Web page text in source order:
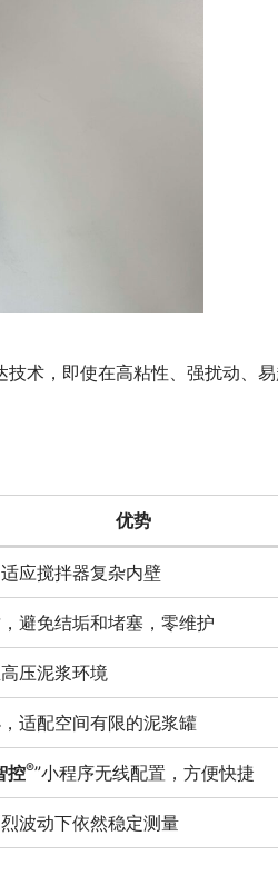
术，即使在高粘性、强扰动、
优势
应搅拌器复杂内壁
避免结垢和堵塞，零维护
压泥浆环境
适配空间有限的泥浆罐
控®”小程序无线配置，方便快捷
波动下依然稳定测量